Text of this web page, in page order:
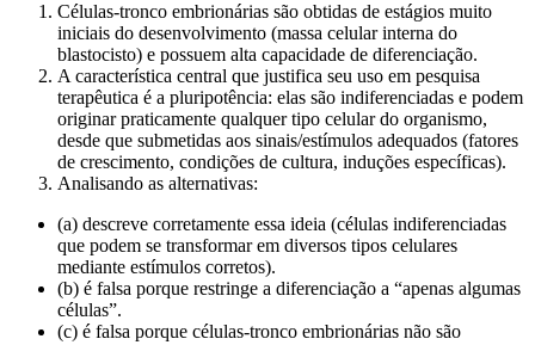
Células-tronco embrionárias são obtidas de estágios muito
iniciais do desenvolvimento (massa celular interna do
blastocisto) e possuem alta capacidade de diferenciação.
A característica central que justifica seu uso em pesquisa
terapêutica é a pluripotência: elas são indiferenciadas e podem
originar praticamente qualquer tipo celular do organismo,
desde que submetidas aos sinais/estímulos adequados (fatores
de crescimento, condições de cultura, induções específicas).
Analisando as alternativas:
(a) descreve corretamente essa ideia (células indiferenciadas
que podem se transformar em diversos tipos celulares
mediante estímulos corretos).
(b) é falsa porque restringe a diferenciação a “apenas algumas
células”.
(c) é falsa porque células-tronco embrionárias não são